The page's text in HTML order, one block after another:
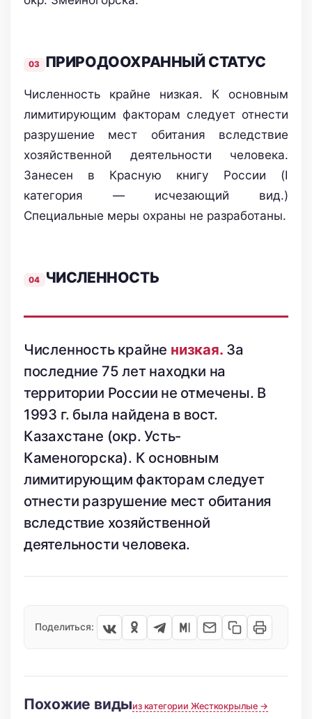
ПРИРОДООХРАННЫЙ СТАТУС
Численность крайне низкая. К основным
лимитирующим факторам следует отнести
разрушение мест обитания вследствие
хозяйственной деятельности человека.
Занесен в Красную книгу России (I
категория — исчезающий вид.)
Специальные меры охраны не разработаны.
ЧИСЛЕННОСТЬ
Численность крайне низкая. За
последние 75 лет находки на
территории России не отмечены. В
1993 г. была найдена в вост.
Казахстане (окр. Усть-
Каменогорска). К основным
лимитирующим факторам следует
отнести разрушение мест обитания
вследствие хозяйственной
деятельности человека.
Поделиться:
Похожие видыиз категории Жесткокрылые →